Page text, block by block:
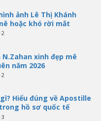
ảnh Lê Thị Khánh
hoặc khó rời mắt
2
xinh đẹp mê
năm 2026
2
Hiểu đúng về Apostille
hồ sơ quốc tế
3